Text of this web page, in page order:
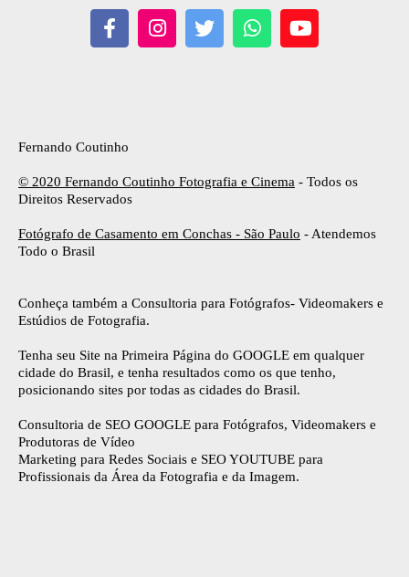
Fernando Coutinho
© 2020 Fernando Coutinho Fotografia e Cinema - Todos os
Direitos Reservados
Fotógrafo de Casamento em Conchas - São Paulo - Atendemos
Todo o Brasil
Conheça também a Consultoria para Fotógrafos- Videomakers e
Estúdios de Fotografia.
Tenha seu Site na Primeira Página do GOOGLE em qualquer
cidade do Brasil, e tenha resultados como os que tenho,
posicionando sites por todas as cidades do Brasil.
Consultoria de SEO GOOGLE para Fotógrafos, Videomakers e
Produtoras de Vídeo
Marketing para Redes Sociais e SEO YOUTUBE para
Profissionais da Área da Fotografia e da Imagem.